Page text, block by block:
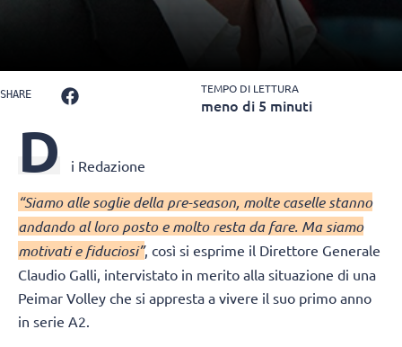
SHARE TEMPO DI LETTURA
meno di 5 minuti
D i Redazione
“Siamo alle soglie della pre-season, molte caselle stanno
andando al loro posto e molto resta da fare. Ma siamo
motivati e fiduciosi”, così si esprime il Direttore Generale
Claudio Galli, intervistato in merito alla situazione di una
Peimar Volley che si appresta a vivere il suo primo anno
in serie A2.